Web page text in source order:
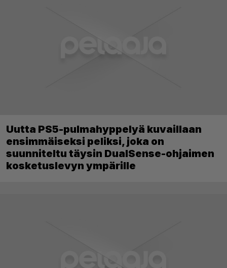
Uutta PS5-pulmahyppelyä kuvaillaan
ensimmäiseksi peliksi, joka on
suunniteltu täysin DualSense-ohjaimen
kosketuslevyn ympärille